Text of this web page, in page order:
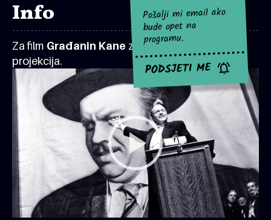
Info
Za film Građanin Kane za sad nema najavljenih
projekcija.
Pošalji mi email ako
bude opet na
programu.
PODSJETI ME